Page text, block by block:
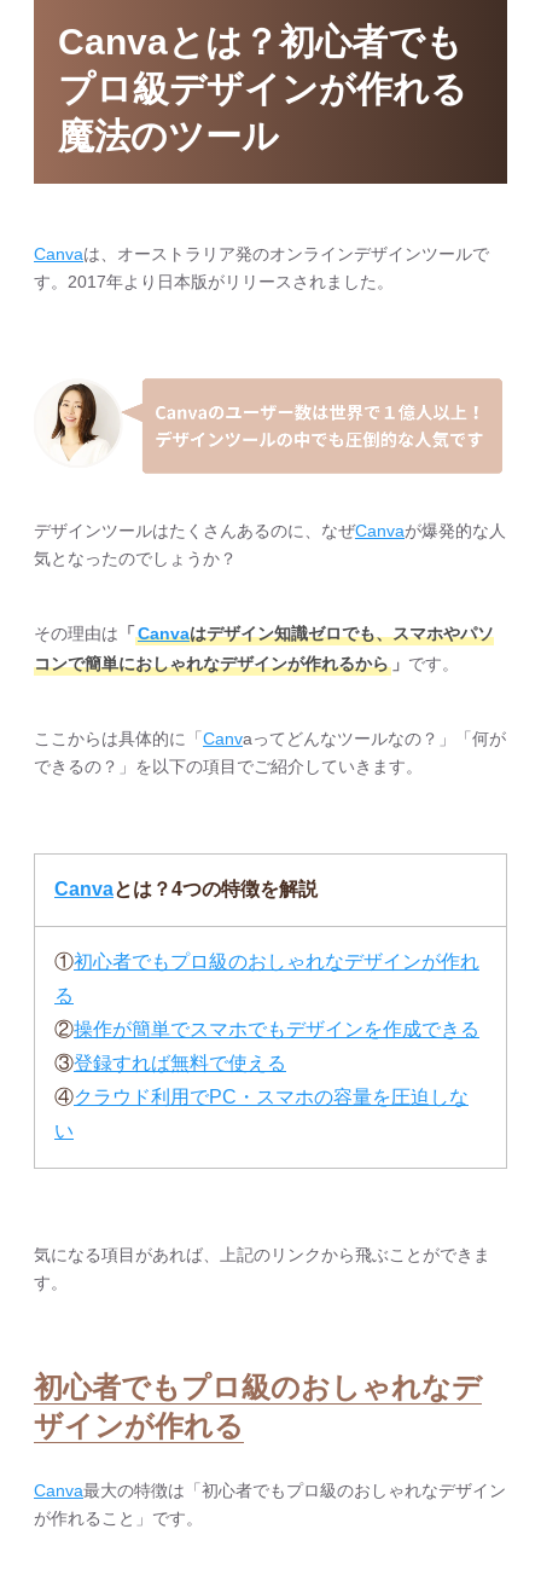
Canvaとは？初心者でも
プロ級デザインが作れる
魔法のツール
Canvaは、オーストラリア発のオンラインデザインツールで
す。2017年より日本版がリリースされました。
デザインツールはたくさんあるのに、なぜCanvaが爆発的な人
気となったのでしょうか？
その理由は 「 Canvaはデザイン知識ゼロでも、スマホやパソ
コンで簡単におしゃれなデザインが作れるから 」 です。
ここからは具体的に「 Canvaってどんなツールなの？」「何が
できるの？」を以下の項目でご紹介していきます。
Canvaとは？4つの特徴を解説
①初心者でもプロ級のおしゃれなデザインが作れ
る
②操作が簡単でスマホでもデザインを作成できる
③登録すれば無料で使える
④クラウド利用でPC・スマホの容量を圧迫しな
い
気になる項目があれば、上記のリンクから飛ぶことができま
す。
初心者でもプロ級のおしゃれなデ
ザインが作れる
Canva最大の特徴は「初心者でもプロ級のおしゃれなデザイン
が作れること」です。